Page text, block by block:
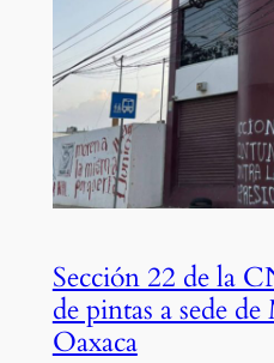
Sección 22 de la
de pintas a sede
Oaxaca